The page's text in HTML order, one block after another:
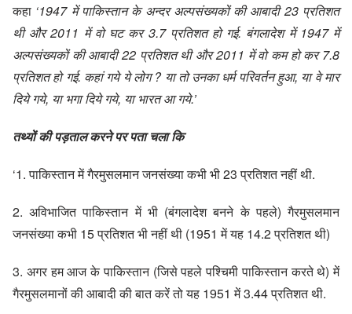
कहा ‘1947 में पाकिस्तान के अन्दर अल्पसंख्यकों की आबादी 23 प्रतिशत
थी और 2011 में वो घट कर 3.7 प्रतिशत हो गई. बंगलादेश में 1947 में
अल्पसंख्यकों की आबादी 22 प्रतिशत थी और 2011 में वो कम हो कर 7.8
प्रतिशत हो गई. कहां गये ये लोग ? या तो उनका धर्म परिवर्तन हुआ, या वे मार
दिये गये, या भगा दिये गये, या भारत आ गये.’
तथ्यों की पड़ताल करने पर पता चला कि
‘1. पाकिस्तान में गैरमुसलमान जनसंख्या कभी भी 23 प्रतिशत नहीं थी.
2. अविभाजित पाकिस्तान में भी (बंगलादेश बनने के पहले) गैरमुसलमान
जनसंख्या कभी 15 प्रतिशत भी नहीं थी (1951 में यह 14.2 प्रतिशत थी)
3. अगर हम आज के पाकिस्तान (जिसे पहले पश्चिमी पाकिस्तान करते थे) में
गैरमुसलमानों की आबादी की बात करें तो यह 1951 में 3.44 प्रतिशत थी.